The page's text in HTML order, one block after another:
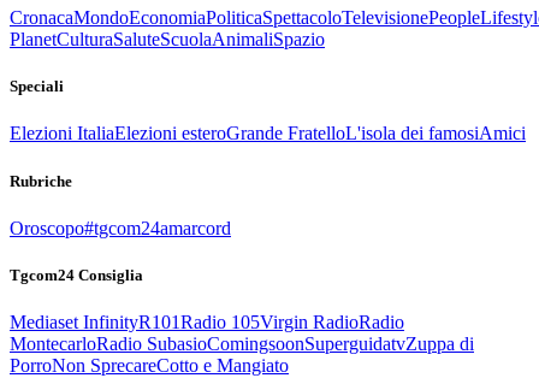
CronacaMondoEconomiaPoliticaSpettacoloTelevisionePeople
PlanetCulturaSaluteScuolaAnimaliSpazio
Speciali
Elezioni ItaliaElezioni esteroGrande FratelloL'isola dei famosiAmici
Rubriche
Oroscopo#tgcom24amarcord
Tgcom24 Consiglia
Mediaset InfinityR101Radio 105Virgin RadioRadio
MontecarloRadio SubasioComingsoonSuperguidatvZuppa di
PorroNon SprecareCotto e Mangiato